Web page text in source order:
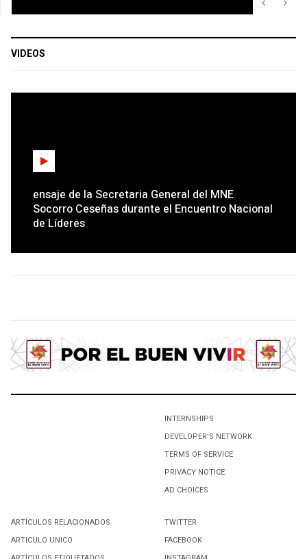
Pintando nuestro hogar
Personal Tech News, Gadgets, Headlines, Reviews &
2
desmedido de la fuerza en Puebla
Promueve René Bejarano “Movimiento Nacional por la
Sesiona Movimiento Nacional por la Esperanza en San
VIDEOS
ensaje de la Secretaria General del MNE
Socorro Ceseñas durante el Encuentro Nacional
de Líderes
INTERNSHIPS
DEVELOPER'S NETWORK
TERMS OF SERVICE
PRIVACY NOTICE
AD CHOICES
ARTÍCULOS RELACIONADOS
ARTICULO UNICO
TWITTER
FACEBOOK